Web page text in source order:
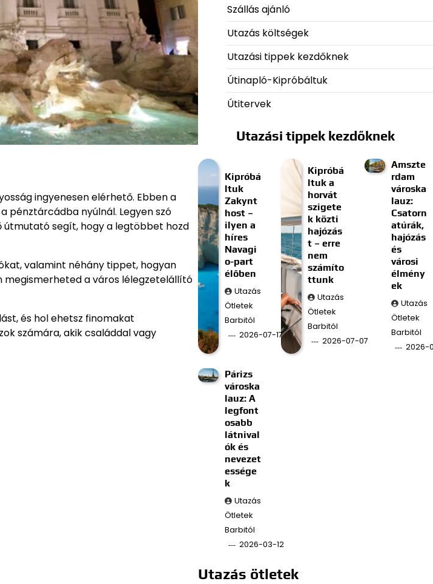
ingyenesen elérhető. Ebben a
pénztárcádba nyúlnál. Legyen szó
segít, hogy a legtöbbet hozd
valamint néhány tippet, hogyan
megismerheted a város lélegzetelállító
és hol ehetsz finomakat
számára, akik családdal vagy
Szállás ajánló
Utazás költségek
Utazási tippek kezdőknek
Útinapló-Kipróbáltuk
Útitervek
Utazási tippek kezdőknek
Kipróbá
ltuk
Zakynt
host –
ilyen a
híres
Navagi
o-part
élőben
Utazás
Ötletek
Barbitól
2026-07-17
Kipróbá
ltuk a
horvát
szigete
k közti
hajózás
t – erre
nem
számíto
ttunk
Utazás
Ötletek
Barbitól
2026-07-07
Amszte
rdam
városka
lauz:
Csatorn
atúrák,
hajózás
és
városi
élmény
ek
Utazás
Ötletek
Barbitól
2026-
Párizs
városka
lauz: A
legfont
osabb
látnival
ók és
nevezet
essége
k
Utazás
Ötletek
Barbitól
2026-03-12
Utazás ötletek